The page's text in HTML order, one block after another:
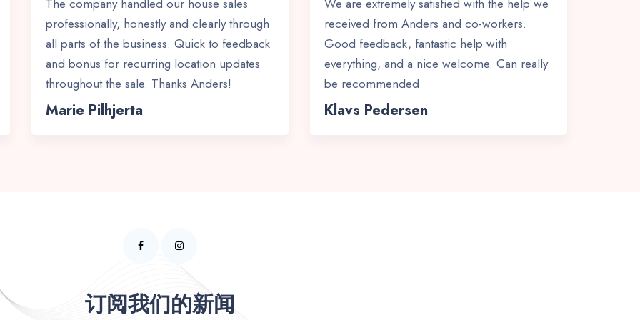
The company handled our house sales
professionally, honestly and clearly through
all parts of the business. Quick to feedback
and bonus for recurring location updates
throughout the sale. Thanks Anders!
Marie Pilhjerta
We are extremely satisfied with the help we
received from Anders and co-workers.
Good feedback, fantastic help with
everything, and a nice welcome. Can really
be recommended
Klavs Pedersen
订阅我们的新闻